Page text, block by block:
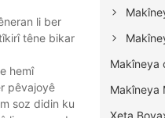
li ber
têne bikar
hemî
pêvajoyê
soz didin ku
Makîneya
Makîneya
Xeta